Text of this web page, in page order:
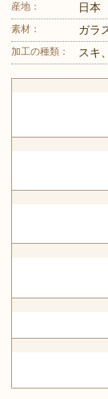
産地： 日本
素材： ガラ
加工の種類： スキ